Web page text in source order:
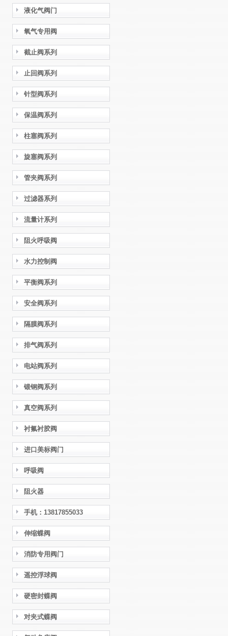
液化气阀门
氧气专用阀
截止阀系列
止回阀系列
针型阀系列
保温阀系列
柱塞阀系列
旋塞阀系列
管夹阀系列
过滤器系列
流量计系列
阻火呼吸阀
水力控制阀
平衡阀系列
安全阀系列
隔膜阀系列
排气阀系列
电站阀系列
锻钢阀系列
真空阀系列
衬氟衬胶阀
进口美标阀门
呼吸阀
阻火器
手机：13817855033
伸缩蝶阀
消防专用阀门
遥控浮球阀
硬密封蝶阀
对夹式蝶阀